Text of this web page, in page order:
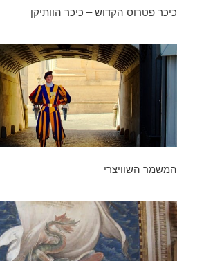
כיכר פטרוס הקדוש – כיכר הוותיקן
המשמר השוויצרי